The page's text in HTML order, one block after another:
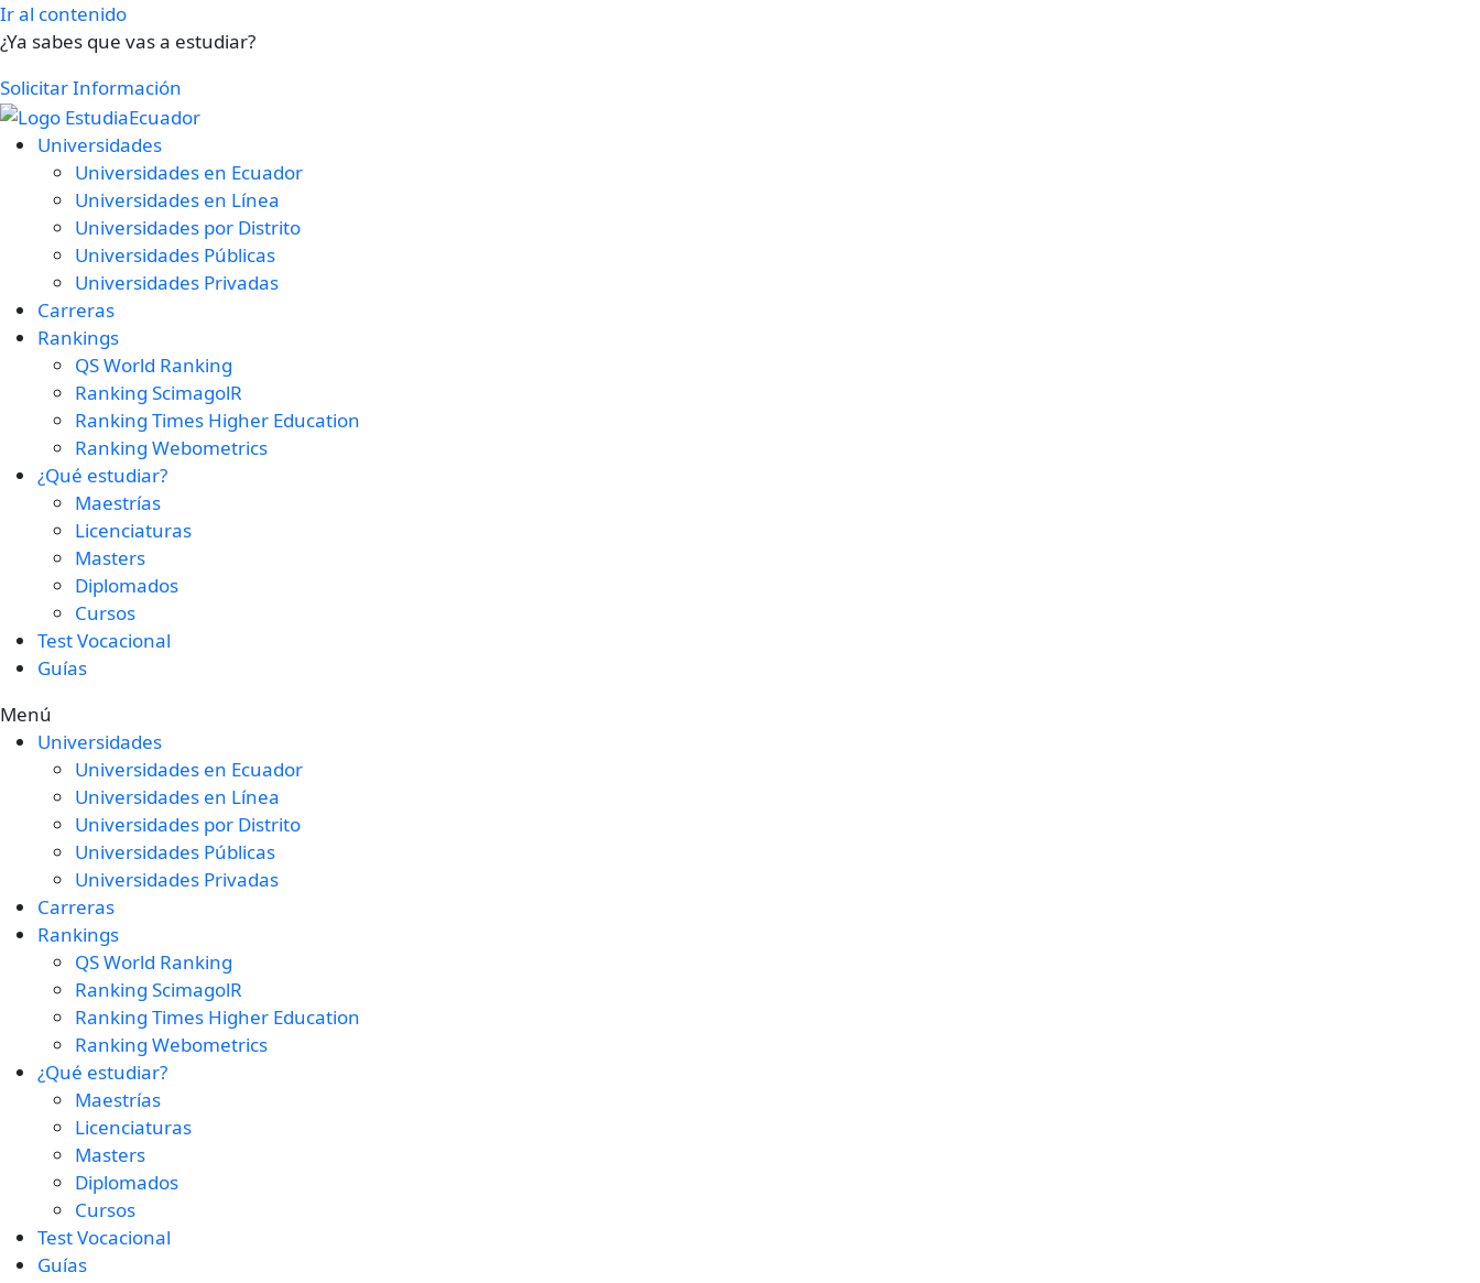
Ir al contenido
¿Ya sabes que vas a estudiar?
Solicitar Información
Universidades
Universidades en Ecuador
Universidades en Línea
Universidades por Distrito
Universidades Públicas
Universidades Privadas
Carreras
Rankings
QS World Ranking
Ranking ScimagolR
Ranking Times Higher Education
Ranking Webometrics
¿Qué estudiar?
Maestrías
Licenciaturas
Masters
Diplomados
Cursos
Test Vocacional
Guías
Menú
Universidades
Universidades en Ecuador
Universidades en Línea
Universidades por Distrito
Universidades Públicas
Universidades Privadas
Carreras
Rankings
QS World Ranking
Ranking ScimagolR
Ranking Times Higher Education
Ranking Webometrics
¿Qué estudiar?
Maestrías
Licenciaturas
Masters
Diplomados
Cursos
Test Vocacional
Guías